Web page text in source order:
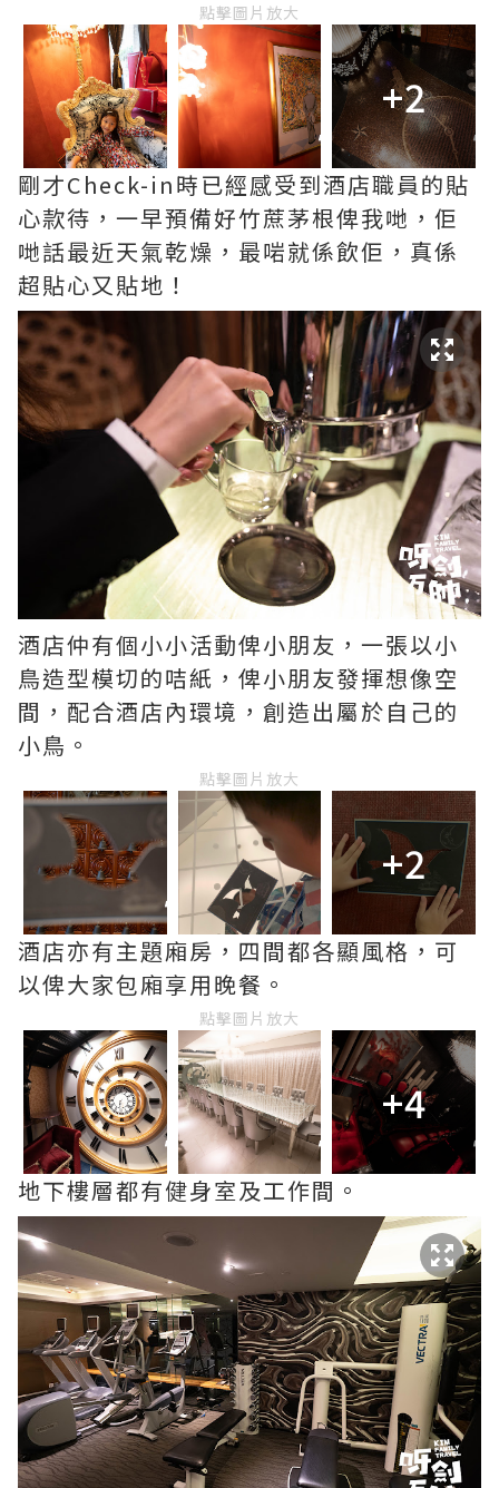
點擊圖片放大
+2
剛才Check-in時已經感受到酒店職員的貼
心款待，一早預備好竹蔗茅根俾我哋，佢
哋話最近天氣乾燥，最啱就係飲佢，真係
超貼心又貼地！
酒店仲有個小小活動俾小朋友，一張以小
鳥造型模切的咭紙，俾小朋友發揮想像空
間，配合酒店內環境，創造出屬於自己的
小鳥。
點擊圖片放大
+2
酒店亦有主題廂房，四間都各顯風格，可
以俾大家包廂享用晚餐。
點擊圖片放大
+4
地下樓層都有健身室及工作間。